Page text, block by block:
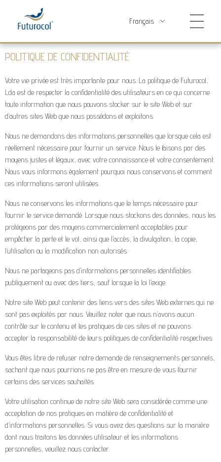
POLITIQUE DE CONFIDENTIALITÉ
Votre vie privée est très importante pour nous. La politique de Futurocol,
Lda est de respecter la confidentialité des utilisateurs en ce qui concerne
toute information que nous pouvons stocker sur le site Web et sur
d’autres sites Web que nous possédons et exploitons.
Nous ne demandons des informations personnelles que lorsque cela est
réellement nécessaire pour fournir un service. Nous le faisons par des
moyens justes et légaux, avec votre connaissance et votre consentement.
Nous vous informons également pourquoi nous conservons et comment
ces informations seront utilisées.
Nous ne conservons les informations que le temps nécessaire pour
fournir le service demandé. Lorsque nous stockons des données, nous les
protégeons par des moyens commercialement acceptables pour
empêcher la perte et le vol, ainsi que l’accès, la divulgation, la copie,
l’utilisation ou la modification non autorisés.
Nous ne partageons pas d’informations personnelles identifiables
publiquement ou avec des tiers, sauf lorsque la loi l’exige.
Notre site Web peut contenir des liens vers des sites Web externes qui ne
sont pas exploités par nous. Veuillez noter que nous n’avons aucun
contrôle sur le contenu et les pratiques de ces sites et ne pouvons
accepter la responsabilité de leurs politiques de confidentialité respectives.
Vous êtes libre de refuser notre demande de renseignements personnels,
sachant que nous pourrions ne pas être en mesure de vous fournir
certains des services souhaités.
Votre utilisation continue de notre site Web sera considérée comme une
acceptation de nos pratiques en matière de confidentialité et
d’informations personnelles. Si vous avez des questions sur la manière
dont nous traitons les données utilisateur et les informations
personnelles, veuillez nous contacter.